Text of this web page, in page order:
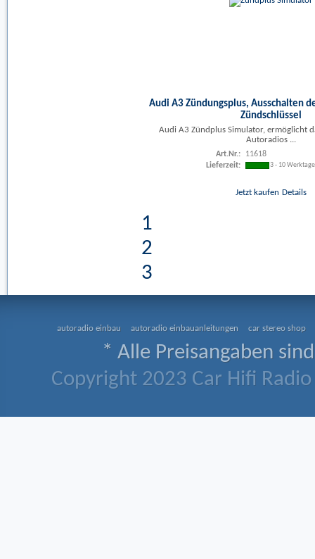
Audi A3 Zündungsplus, Ausschalten
Zündschlüssel
Audi A3 Zündplus Simulator, ermöglicht
Autoradios ...
Art.Nr.:
11618
Lieferzeit:
3 - 10 Werktage
Jetzt kaufen Details
1
2
3
autoradio einbau autoradio einbauanleitungen car stereo shop
* Alle Preisangaben
Copyright 2023 Car Hifi